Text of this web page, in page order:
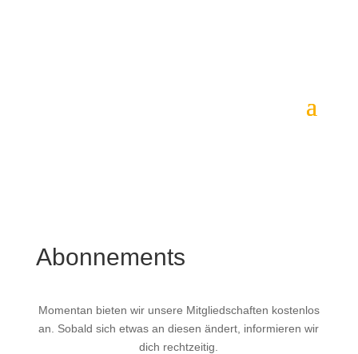
Abonnements
Momentan bieten wir unsere Mitgliedschaften kostenlos
an. Sobald sich etwas an diesen ändert, informieren wir
dich rechtzeitig.